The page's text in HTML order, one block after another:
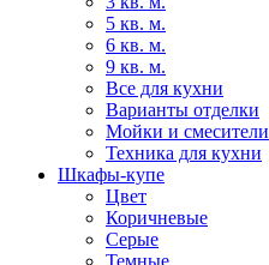
5 кв. м.
6 кв. м.
9 кв. м.
Все для кухни
Варианты отделки
Мойки и смесители
Техника для кухни
Шкафы-купе
Цвет
Коричневые
Серые
Темные